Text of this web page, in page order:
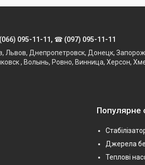
(066) 095-11-11, ☎ (097) 095-11-11
Днепропетровск, Донецк,
, Волынь, Ровно, Винница, Херсон,
Популярне
Джерела
Теплові